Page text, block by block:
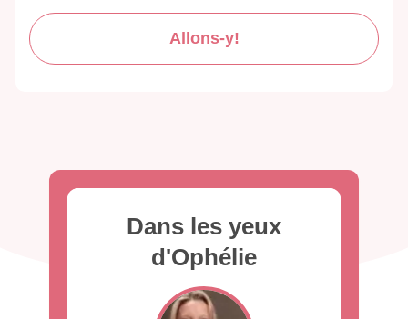
Allons-y!
Dans les yeux
d'Ophélie